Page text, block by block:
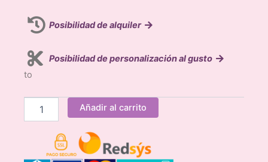
Posibilidad de alquiler
Posibilidad de personalización al gusto
to
Negro
cantidad
Añadir al carrito